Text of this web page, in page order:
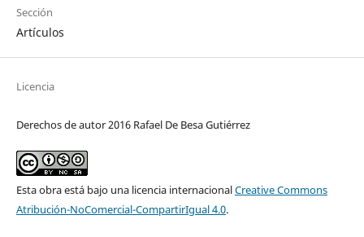
Sección
Artículos
Licencia
Derechos de autor 2016 Rafael De Besa Gutiérrez
Esta obra está bajo una licencia internacionalCreative Commons
Atribución-NoComercial-CompartirIgual 4.0.